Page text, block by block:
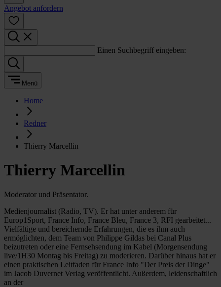
Angebot anfordern
Einen Suchbegriff eingeben:
Menü
Home
Redner
Thierry Marcellin
Thierry Marcellin
Moderator und Präsentator.
Medienjournalist (Radio, TV). Er hat unter anderem für
Europ1Sport, France Info, France Bleu, France 3, RFI gearbeitet...
Vielfältige und bereichernde Erfahrungen, die es ihm auch
ermöglichten, dem Team von Philippe Gildas bei Canal Plus
beizutreten oder eine Fernsehsendung im Kabel (Morgensendung
live/1H30 Montag bis Freitag) zu moderieren. Darüber hinaus hat er
einen praktischen Leitfaden für France Info "Der Preis der Dinge"
im Jacob Duvernet Verlag veröffentlicht. Außerdem, leidenschaftlich
an der